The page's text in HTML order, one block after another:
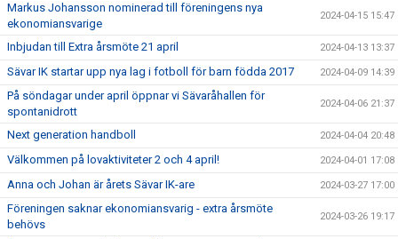
Markus Johansson nominerad till föreningens nya
ekonomiansvarige
2024-04-15 15:47
Inbjudan till Extra årsmöte 21 april 2024-04-13 13:37
Sävar IK startar upp nya lag i fotboll för barn födda 2017 2024-04-09 14:39
På söndagar under april öppnar vi Sävaråhallen för
spontanidrott
2024-04-06 21:37
Next generation handboll 2024-04-04 20:48
Välkommen på lovaktiviteter 2 och 4 april! 2024-04-01 17:08
Anna och Johan är årets Sävar IK-are 2024-03-27 17:00
Föreningen saknar ekonomiansvarig - extra årsmöte
behövs
2024-03-26 19:17